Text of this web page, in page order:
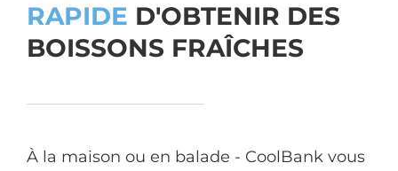
RAPIDE D'OBTENIR DES
BOISSONS FRAÎCHES
À la maison ou en balade - CoolBank vous